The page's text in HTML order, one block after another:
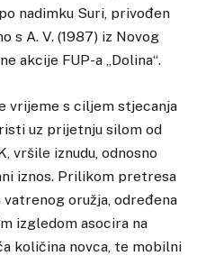
nadimku Suri, privođen
s A. V. (1987) iz Novog
akcije FUP-a „Dolina“.
vrijeme s ciljem stjecanja
uz prijetnju silom od
vršile iznudu, odnosno
iznos. Prilikom pretresa
oružja, određena
izgledom asocira na
količina novca, te mobilni